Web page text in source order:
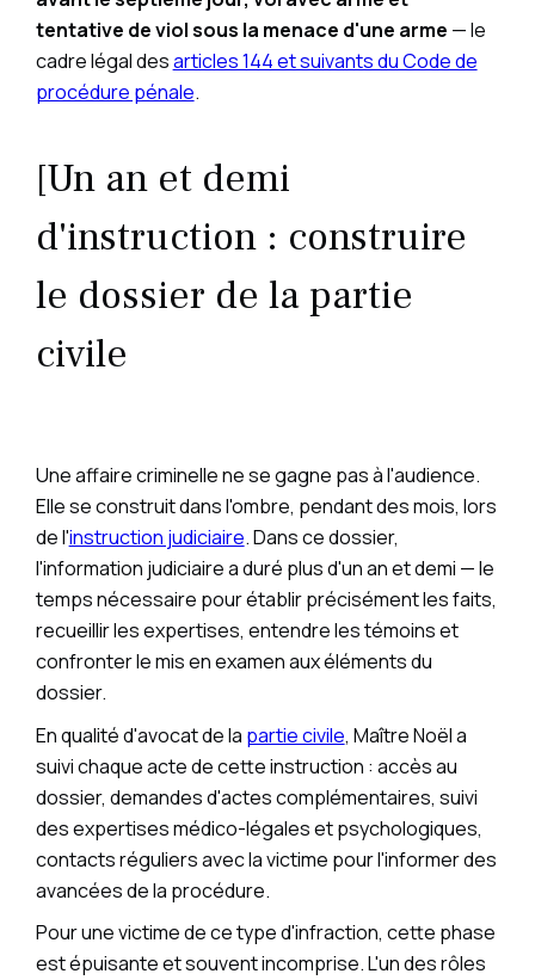
tentative de viol sous la menace d'une arme — le
cadre légal desarticles 144 et suivants du Code de
procédure pénale.
[Un an et demi
d'instruction : construire
le dossier de la partie
civile
Une affaire criminelle ne se gagne pas à l'audience.
Elle se construit dans l'ombre, pendant des mois, lors
de l'instruction judiciaire. Dans ce dossier,
l'information judiciaire a duré plus d'un an et demi — le
temps nécessaire pour établir précisément les faits,
recueillir les expertises, entendre les témoins et
confronter le mis en examen aux éléments du
dossier.
En qualité d'avocat de la partie civile, Maître Noël a
suivi chaque acte de cette instruction : accès au
dossier, demandes d'actes complémentaires, suivi
des expertises médico-légales et psychologiques,
contacts réguliers avec la victime pour l'informer des
avancées de la procédure.
Pour une victime de ce type d'infraction, cette phase
est épuisante et souvent incomprise. L'un des rôles